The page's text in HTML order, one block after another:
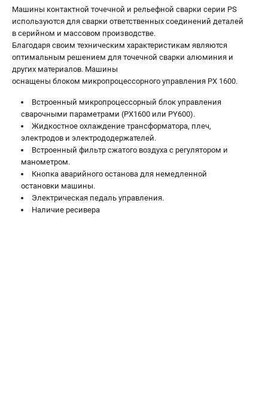
проспект Александровской Фермы, 29АЛ
8 (812) 317-60-57
Режим работы колл-центра:
пн-пт - с 9:00 до 18:00
сб - с 10:00 до 16:00
вс - выходной
ЗАКАЗ ЗАПЧАСТЕЙ
zakaz@fubagtorg.ru
Машины контактной точечной и рельефной сварки серии PS
используются для сварки ответственных соединений деталей
в серийном и массовом производстве.
Благодаря своим техническим характеристикам являются
оптимальным решением для точечной сварки алюминия и
других материалов. Машины
оснащены блоком микропроцессорного управления PX 1600.
Встроенный микропроцессорный блок управления
cварочными параметрами (PX1600 или PY600).
Жидкостное охлаждение трансформатора, плеч,
электродов и электрододержателей.
Встроенный фильтр сжатого воздуха c регулятором и
манометром.
Кнопка аварийного останова для немедленной
остановки машины.
Электрическая педаль управления.
Наличие ресивера